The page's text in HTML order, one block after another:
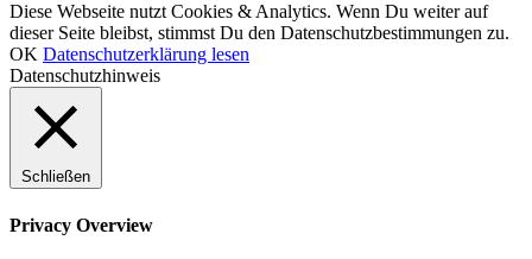
Diese Webseite nutzt Cookies & Analytics. Wenn Du weiter auf
dieser Seite bleibst, stimmst Du den Datenschutzbestimmungen zu.
OK Datenschutzerklärung lesen
Datenschutzhinweis
Schließen
Privacy Overview